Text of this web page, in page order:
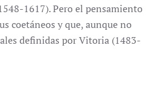
1617). Pero el pensamiento
coetáneos y que, aunque no
definidas por Vitoria (1483-